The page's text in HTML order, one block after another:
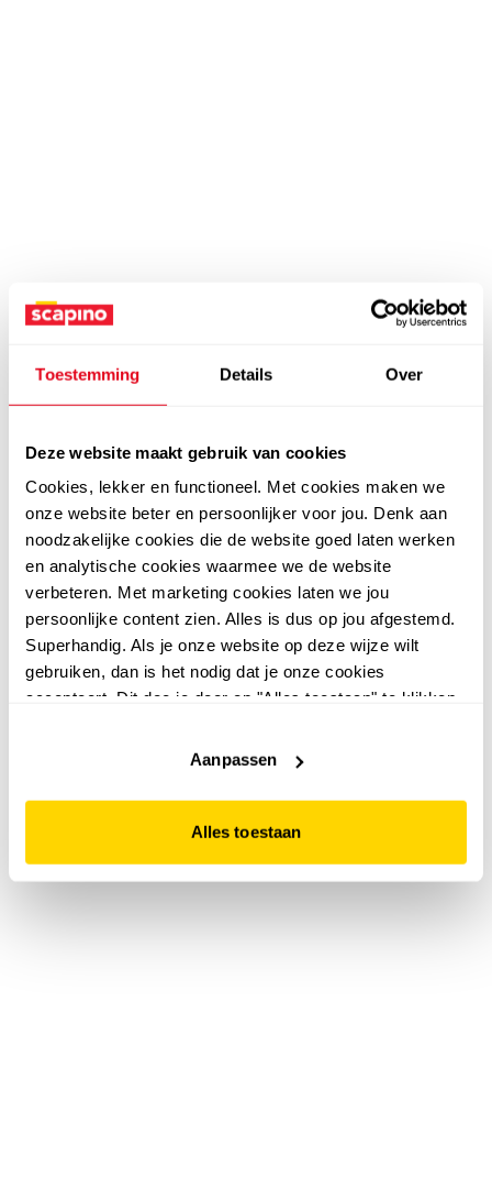
Toestemming Details Over
Deze website maakt gebruik van cookies
Cookies, lekker en functioneel. Met cookies maken we
onze website beter en persoonlijker voor jou. Denk aan
noodzakelijke cookies die de website goed laten werken
en analytische cookies waarmee we de website
verbeteren. Met marketing cookies laten we jou
persoonlijke content zien. Alles is dus op jou afgestemd.
Superhandig. Als je onze website op deze wijze wilt
gebruiken, dan is het nodig dat je onze cookies
accepteert. Dit doe je door op "Alles toestaan" te klikken.
website niet optimaal functioneert.
Aanpassen
Alles toestaan